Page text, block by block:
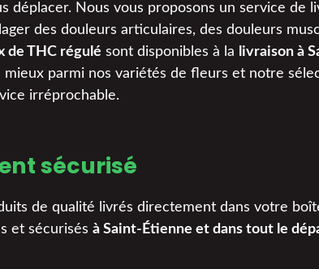
déplacer. Nous vous proposons un service de
des douleurs articulaires, des douleurs
de THC régulé sont disponibles à la
livraison à
parmi nos variétés de fleurs et notre
irréprochable.
sécurisé
de qualité livrés directement dans votre
et sécurisés à Saint-Étienne et dans tout le